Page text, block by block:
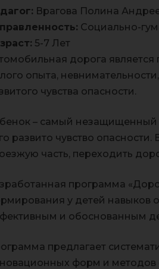
Врагова Полина
Социально-
5-7 Лет
дорога
опыта,
чувства опасности.
– самый незащищенный
развито чувство
часть, переходить
программа
у детей навыков
и обоснованным
предлагает
форм и методов